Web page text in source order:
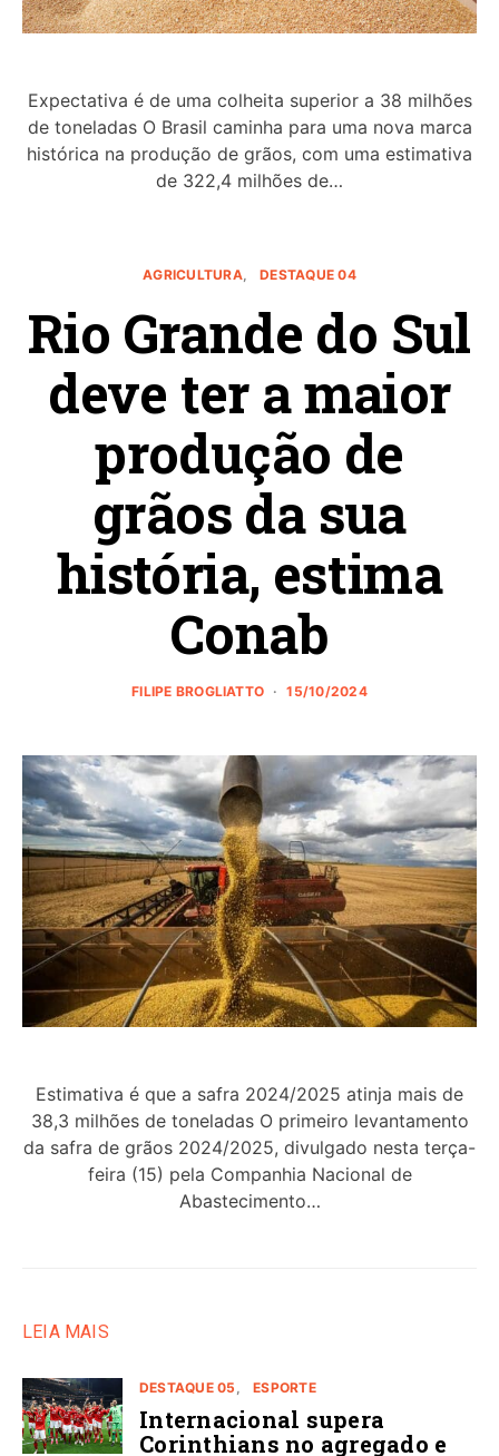
Expectativa é de uma colheita superior a 38 milhões
de toneladas O Brasil caminha para uma nova marca
histórica na produção de grãos, com uma estimativa
de 322,4 milhões de…
AGRICULTURA DESTAQUE 04
Rio Grande do Sul
deve ter a maior
produção de
grãos da sua
história, estima
Conab
FILIPE BROGLIATTO 15/10/2024
Estimativa é que a safra 2024/2025 atinja mais de
38,3 milhões de toneladas O primeiro levantamento
da safra de grãos 2024/2025, divulgado nesta terça-
feira (15) pela Companhia Nacional de
Abastecimento…
LEIA MAIS
DESTAQUE 05 ESPORTE
Internacional supera
Corinthians no agregado e